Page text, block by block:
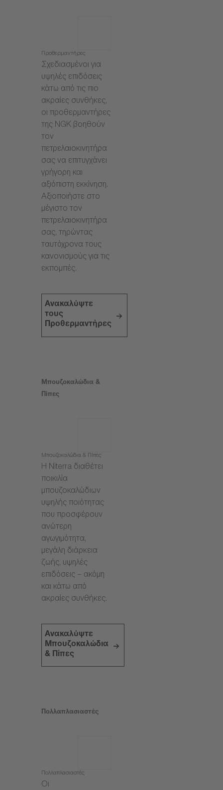
Προθερμαντήρες
Σχεδιασμένοι για
υψηλές επιδόσεις
κάτω από τις πιο
ακραίες συνθήκες,
οι προθερμαντήρες
της NGK βοηθούν
τον
πετρελαιοκινητήρα
σας να επιτυγχάνει
γρήγορη και
αξιόπιστη εκκίνηση.
Αξιοποιήστε στο
μέγιστο τον
πετρελαιοκινητήρα
σας, τηρώντας
ταυτόχρονα τους
κανονισμούς για τις
εκπομπές.
Ανακαλύψτε
τους
Προθερμαντήρες
Μπουζοκαλώδια &
Πίπες
Μπουζοκαλώδια & Πίπες
Η Niterra διαθέτει
ποικιλία
μπουζοκαλώδιων
υψηλής ποιότητας
που προσφέρουν
ανώτερη
αγωγιμότητα,
μεγάλη διάρκεια
ζωής, υψηλές
επιδόσεις – ακόμη
και κάτω από
ακραίες συνθήκες.
Ανακαλύψτε
Μπουζοκαλώδια
& Πίπες
Πολλαπλασιαστές
Πολλαπλασιαστές
Οι